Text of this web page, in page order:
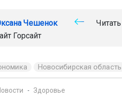
Чешенок
Горсайт
Новосибирская область
Здоровье